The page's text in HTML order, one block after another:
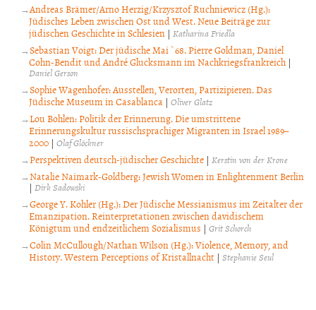
Andreas Brämer/Arno Herzig/Krzysztof Ruchniewicz (Hg.):
Jüdisches Leben zwischen Ost und West. Neue Beiträge zur
jüdischen Geschichte in Schlesien | Katharina Friedla
Sebastian Voigt: Der jüdische Mai `68. Pierre Goldman, Daniel
Cohn-Bendit und André Glucksmann im Nachkriegsfrankreich |
Daniel Gerson
Sophie Wagenhofer: Ausstellen, Verorten, Partizipieren. Das
Jüdische Museum in Casablanca | Oliver Glatz
Lou Bohlen: Politik der Erinnerung. Die umstrittene
Erinnerungskultur russischsprachiger Migranten in Israel 1989–
2000 | Olaf Glöckner
Perspektiven deutsch-jüdischer Geschichte |Kerstin von der Krone
Natalie Naimark-Goldberg: Jewish Women in Enlightenment Berlin
| Dirk Sadowski
George Y. Kohler (Hg.): Der Jüdische Messianismus im Zeitalter der
Emanzipation. Reinterpretationen zwischen davidischem
Königtum und endzeitlichem Sozialismus | Grit Schorch
Colin McCullough/Nathan Wilson (Hg.): Violence, Memory, and
History. Western Perceptions of Kristallnacht | Stephanie Seul